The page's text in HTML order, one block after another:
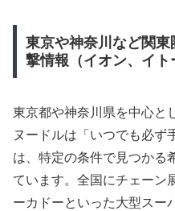
東京や神奈川など関東
撃情報（イオン、イト
東京都や神奈川県を中心と
ヌードルは「いつでも必ず
は、特定の条件で見つかる
ています。全国にチェーン
ーカドーといった大型スー